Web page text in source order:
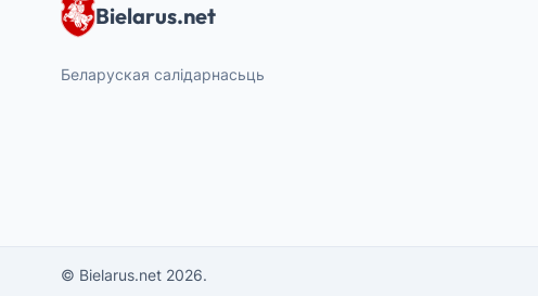
Bielarus.net
Беларуская салідарнасьць
© Bielarus.net 2026.